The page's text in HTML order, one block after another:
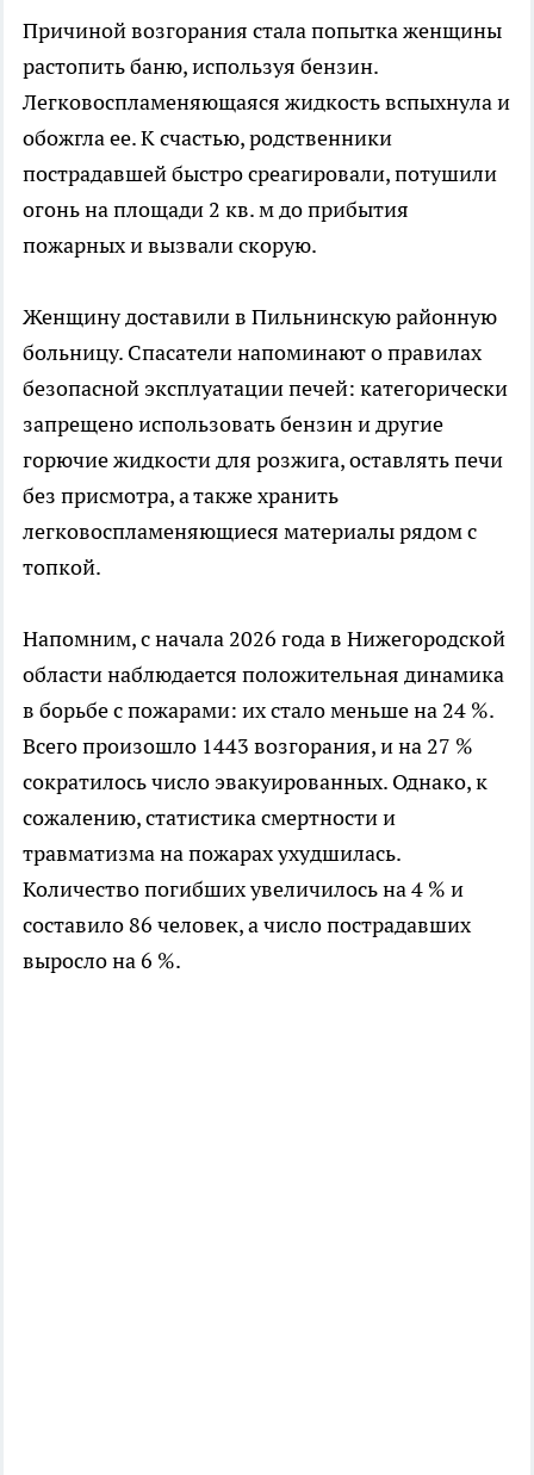
Причиной возгорания стала попытка женщины
растопить баню, используя бензин.
Легковоспламеняющаяся жидкость вспыхнула и
обожгла ее. К счастью, родственники
пострадавшей быстро среагировали, потушили
огонь на площади 2 кв. м до прибытия
пожарных и вызвали скорую.
Женщину доставили в Пильнинскую районную
больницу. Спасатели напоминают о правилах
безопасной эксплуатации печей: категорически
запрещено использовать бензин и другие
горючие жидкости для розжига, оставлять печи
без присмотра, а также хранить
легковоспламеняющиеся материалы рядом с
топкой.
Напомним, с начала 2026 года в Нижегородской
области наблюдается положительная динамика
в борьбе с пожарами: их стало меньше на 24 %.
Всего произошло 1443 возгорания, и на 27 %
сократилось число эвакуированных. Однако, к
сожалению, статистика смертности и
травматизма на пожарах ухудшилась.
Количество погибших увеличилось на 4 % и
составило 86 человек, а число пострадавших
выросло на 6 %.